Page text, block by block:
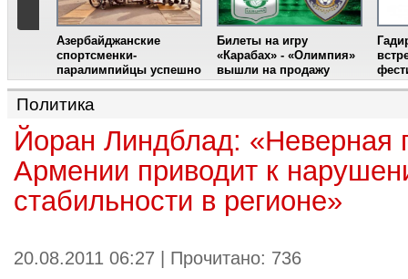
Азербайджанские
спортсменки-
паралимпийцы успешно
выступили на III
Международном
фестивале парашютного
Билеты на игру
«Карабах» - «Олимпия»
вышли на продажу
Политика
Йоран Линдблад: «Неверная
Армении приводит к
стабильности в регионе»
20.08.2011 06:27 | Прочитано: 736